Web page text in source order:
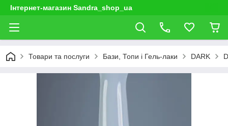
Інтернет-магазин Sandra_shop_ua
Товари та послуги Бази, Топи і Гель-лаки DARK